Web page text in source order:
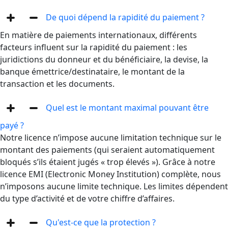
De quoi dépend la rapidité du paiement ?
En matière de paiements internationaux, différents
facteurs influent sur la rapidité du paiement : les
juridictions du donneur et du bénéficiaire, la devise, la
banque émettrice/destinataire, le montant de la
transaction et les documents.
Quel est le montant maximal pouvant être
payé ?
Notre licence n’impose aucune limitation technique sur le
montant des paiements (qui seraient automatiquement
bloqués s’ils étaient jugés « trop élevés »). Grâce à notre
licence EMI (Electronic Money Institution) complète, nous
n’imposons aucune limite technique. Les limites dépendent
du type d’activité et de votre chiffre d’affaires.
Qu'est-ce que la protection ?